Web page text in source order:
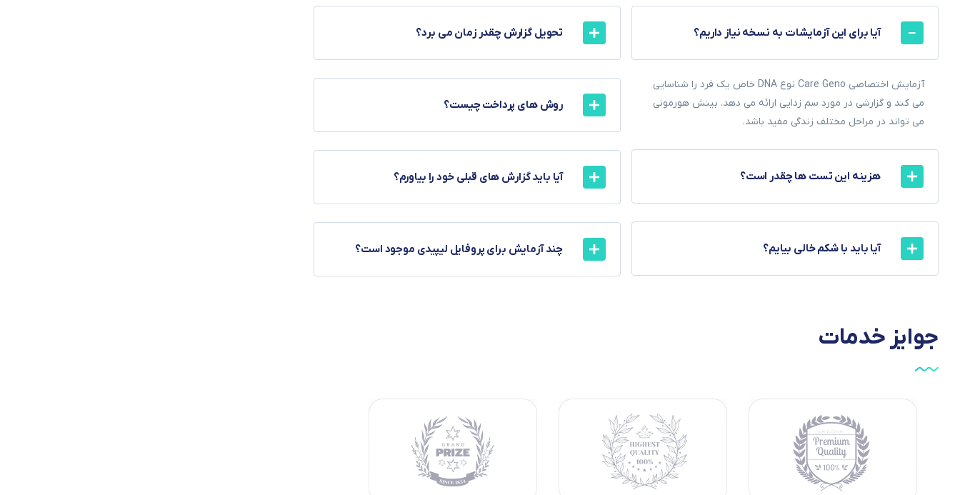
آیا برای این آزمایشات به نسخه نیاز داریم؟
آزمایش اختصاصی Care Geno نوع DNA خاص یک فرد را شناسایی
می کند و گزارشی در مورد سم زدایی ارائه می دهد. بینش هورمونی
می تواند در مراحل مختلف زندگی مفید باشد.
هزینه این تست ها چقدر است؟
آیا باید با شکم خالی بیایم؟
تحویل گزارش چقدر زمان می برد؟
روش های پرداخت چیست؟
آیا باید گزارش های قبلی خود را بیاورم؟
چند آزمایش برای پروفایل لیپیدی موجود است؟
جوایزخدمات